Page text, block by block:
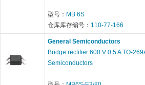
型号： MB 6S
仓库库存编号： 110-77-166
General Semiconductors
Bridge rectifier 600 V 0.5 A TO-
Semiconductors